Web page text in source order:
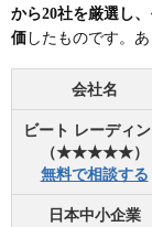
から20社を厳選し
価 したものです。
会社名
ビート レーディ
（★★★★★）
無料で相談する
日本中小企業